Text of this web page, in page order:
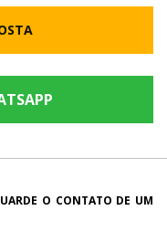
O CONTATO DE UM